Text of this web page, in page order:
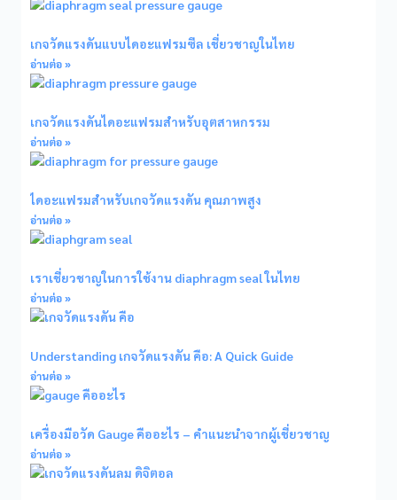
เกจวัดแรงดันแบบไดอะแฟรมซีล เชี่ยวชาญในไทย
อ่านต่อ »
เกจวัดแรงดันไดอะแฟรมสำหรับอุตสาหกรรม
อ่านต่อ »
ไดอะแฟรมสำหรับเกจวัดแรงดัน คุณภาพสูง
อ่านต่อ »
เราเชี่ยวชาญในการใช้งาน diaphragm seal ในไทย
อ่านต่อ »
Understanding เกจวัดแรงดัน คือ: A Quick Guide
อ่านต่อ »
เครื่องมือวัด Gauge คืออะไร – คำแนะนำจากผู้เชี่ยวชาญ
อ่านต่อ »